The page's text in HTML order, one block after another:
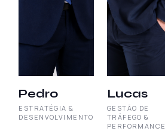
Pedro
ESTRATÉGIA &
DESENVOLVIMENTO
Lucas
GESTÃO DE
TRÁFEGO &
PERFORMANCE